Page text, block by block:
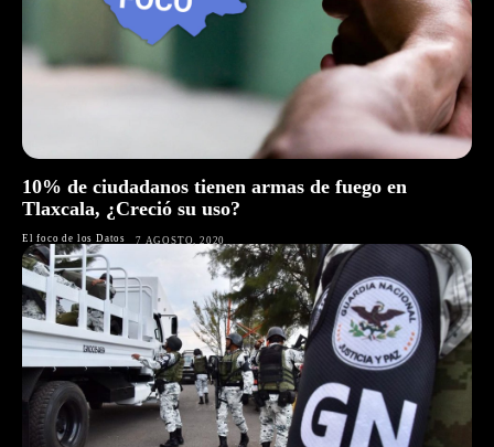
10% de ciudadanos tienen armas de fuego en
Tlaxcala, ¿Creció su uso?
El foco de los Datos 7 AGOSTO, 2020